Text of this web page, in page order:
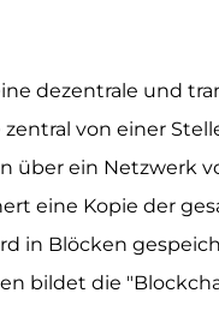
dezentrale und
von einer
über ein Netzwerk
eine Kopie der
in Blöcken
bildet die